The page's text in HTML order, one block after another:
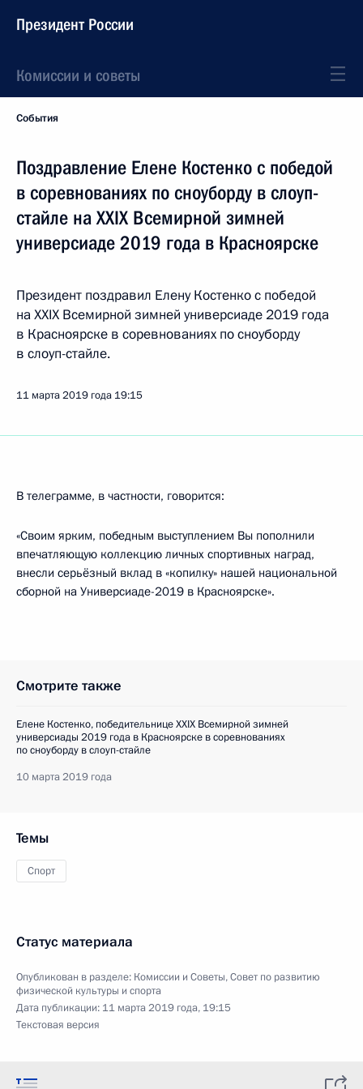
Президент России
Комиссии и советы
События
Поздравление Елене Костенко с победой
в соревнованиях по сноуборду в слоуп-
стайле на XXIX Всемирной зимней
универсиаде 2019 года в Красноярске
Президент поздравил Елену Костенко с победой
на XXIX Всемирной зимней универсиаде 2019 года
в Красноярске в соревнованиях по сноуборду
в слоуп-стайле.
11 марта 2019 года 19:15
В телеграмме, в частности, говорится:
«Своим ярким, победным выступлением Вы пополнили
впечатляющую коллекцию личных спортивных наград,
внесли серьёзный вклад в «копилку» нашей национальной
сборной на Универсиаде-2019 в Красноярске».
Смотрите также
Елене Костенко, победительнице XXIX Всемирной зимней
универсиады 2019 года в Красноярске в соревнованиях
по сноуборду в слоуп-стайле
10 марта 2019 года
Темы
Спорт
Статус материала
Опубликован в разделе: Комиссии и Советы,Совет по развитию
физической культуры и спорта
Дата публикации: 11 марта 2019 года, 19:15
Текстовая версия